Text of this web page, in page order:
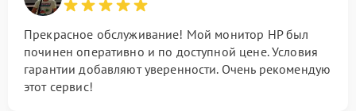
Прекрасное обслуживание! Мой монитор HP был
починен оперативно и по доступной цене. Условия
гарантии добавляют уверенности. Очень рекомендую
этот сервис!